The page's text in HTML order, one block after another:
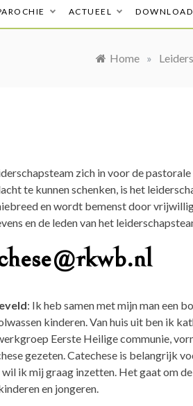
ACTUEEL
Home »
zich in voor de
te kunnen schenken, is het
en wordt bemenst door
en de leden van het
: Ik heb samen met mijn man een
kinderen. Van huis uit ben ik
Eerste Heilige communie,
gezeten. Catechese is belangrijk
ik mij graag inzetten. Het gaat om
en jongeren.